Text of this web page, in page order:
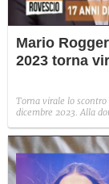
Mario
2023 torna
Torna virale lo scontro
dicembre 2023. Alla